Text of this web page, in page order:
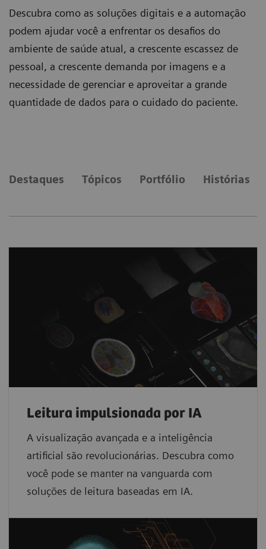
Descubra como as soluções digitais e a automação
podem ajudar você a enfrentar os desafios do
ambiente de saúde atual, a crescente escassez de
pessoal, a crescente demanda por imagens e a
necessidade de gerenciar e aproveitar a grande
quantidade de dados para o cuidado do paciente.
Destaques Tópicos Portfólio Histórias
Leitura impulsionada por IA
A visualização avançada e a inteligência
artificial são revolucionárias. Descubra como
você pode se manter na vanguarda com
soluções de leitura baseadas em IA.